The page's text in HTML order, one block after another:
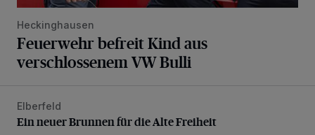
Heckinghausen
Feuerwehr befreit Kind aus
verschlossenem VW Bulli
Ein neuer Brunnen für die Alte Freiheit
Elberfeld
Ein neuer Brunnen für die Alte Freiheit